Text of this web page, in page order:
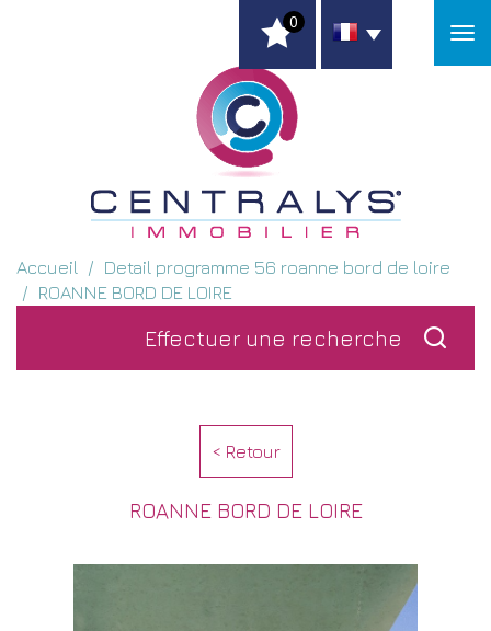
0
Accueil
Detail programme 56 roanne bord de loire
ROANNE BORD DE LOIRE
Effectuer une recherche
< Retour
ROANNE BORD DE LOIRE